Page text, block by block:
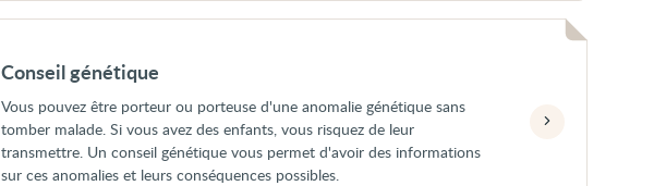
Conseil génétique
Vous pouvez être porteur ou porteuse d'une anomalie génétique sans
tomber malade. Si vous avez des enfants, vous risquez de leur
transmettre. Un conseil génétique vous permet d'avoir des informations
sur ces anomalies et leurs conséquences possibles.